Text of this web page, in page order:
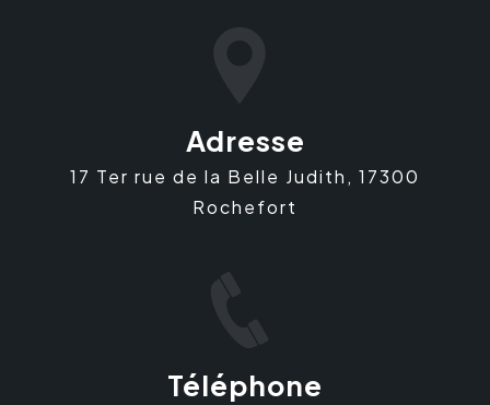
Adresse
17 Ter rue de la Belle Judith, 17300
Rochefort
Téléphone